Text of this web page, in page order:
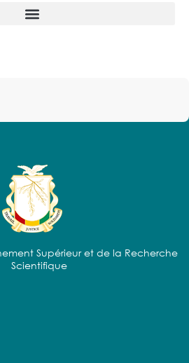
Supérieur et de la Recherche
Scientifique